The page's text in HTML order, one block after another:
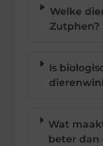
Welke
Zutphen?
Is
Wat
beter dan